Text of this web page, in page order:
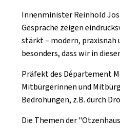
Innenminister Reinhold
Gespräche zeigen
stärkt – modern, praxisnah
besonders, dass wir in
Präfekt des Département
Mitbürgerinnen und
Bedrohungen, z.B. durch
Die Themen der